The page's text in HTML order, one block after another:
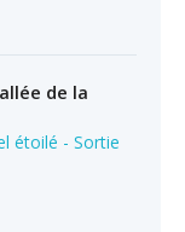
de la
étoilé - Sortie